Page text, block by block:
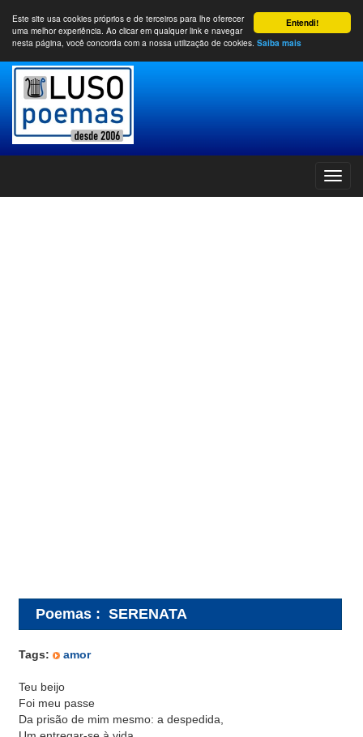
Entendi!
Este site usa cookies próprios e de terceiros para lhe oferecer
uma melhor experiência. Ao clicar em qualquer link e navegar
nesta página, você concorda com a nossa utilização de cookies. Saiba mais
Poemas : SERENATA
Tags: amor
Teu beijo
Foi meu passe
Da prisão de mim mesmo: a despedida,